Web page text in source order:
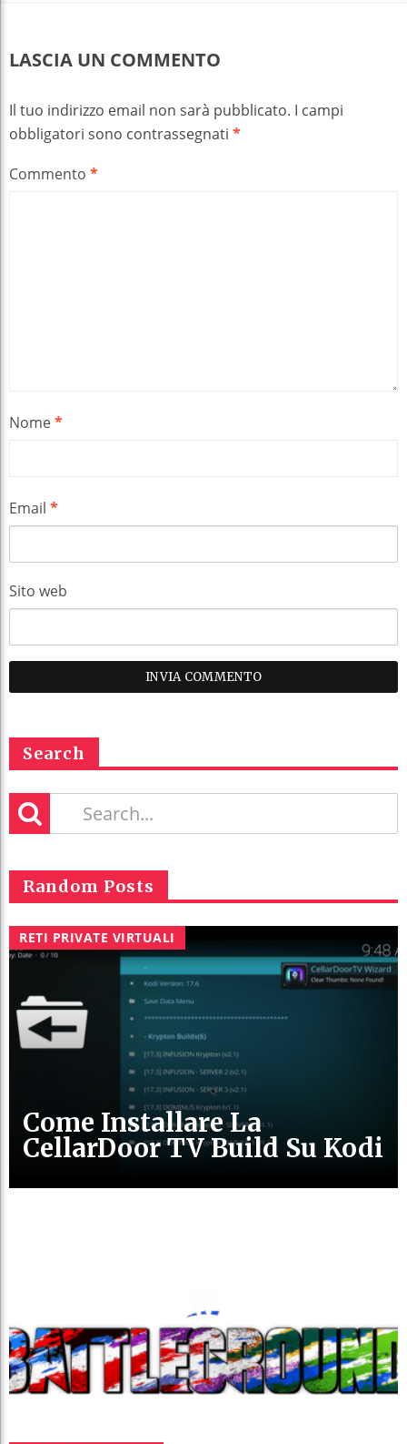
LASCIA UN COMMENTO
Il tuo indirizzo email non sarà pubblicato. I campi
obbligatori sono contrassegnati *
Commento *
Nome*
Email *
Sito web
Search
Random Posts
RETI PRIVATE VIRTUALI
Come Installare La
CellarDoor TV Build Su Kodi